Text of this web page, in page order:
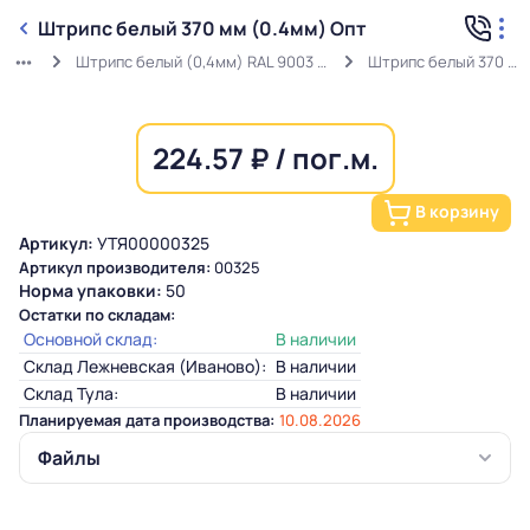
Штрипс белый 370 мм (0.4мм) Опт
Штрипс белый (0,4мм) RAL 9003 ГОСТ в защитной пленке Штрипс белый 370 мм (0.4мм) Опт
224.57 ₽ / пог.м.
В корзину
Артикул: УТЯ00000325
Артикул производителя: 00325
Норма упаковки: 50
Остатки по складам:
Основной склад:
В наличии
Склад Лежневская (Иваново): В наличии
Склад Тула:
В наличии
Планируемая дата производства: 10.08.2026
Файлы